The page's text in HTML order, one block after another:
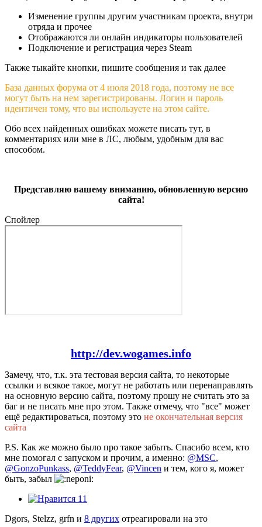
Изменение группы другим участникам проекта, внутри
отряда и прочее
Отображаются ли онлайн индикаторы пользователей
Подключение и регистрация через Steam
Также тыкайте кнопки, пишите сообщения и так далее
База данных форума от 4 июля 2018 года, поэтому не все
могут быть на нем зарегистрированы. Логин и пароль
идентичен тому, что вы используете на этом сайте.
Обо всех найденных ошибках можете писать тут, в
комментариях или мне в ЛС, любым, удобным для вас
способом.
Представляю вашему вниманию, обновленную версию
сайта!
Спойлер
http://dev.wogames.info
Замечу, что, т.к. эта тестовая версия сайта, то некоторые
ссылки и всякое такое, могут не работать или перенаправлять
на основную версию сайта, поэтому прошу не считать это за
баг и не писать мне про этом. Также отмечу, что "все" может
ещё редактироваться, поэтому это не окончательная версия
сайта
P.S. Как же можно было про такое забыть. Спасибо всем, кто
мне помогал с запуском и прочим, а именно: @MSC,
@GonzoPunkass, @TeddyFear, @Vincen и тем, кого я, может
быть, забыл
11
Dgors, Stelzz, grfn и 8 других отреагировали на это